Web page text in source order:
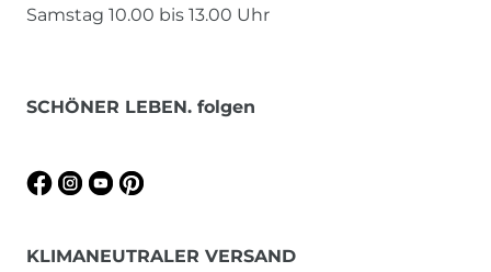
Samstag 10.00 bis 13.00 Uhr
SCHÖNER LEBEN. folgen
KLIMANEUTRALER VERSAND